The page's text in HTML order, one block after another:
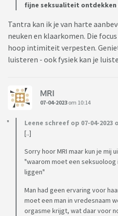
fijne seksualiteit ontdekken
Tantra kan ik je van harte
neuken en klaarkomen. Die
hoop intimiteit verpesten.
luisteren - ook fysiek kan je
MRI
07-04-2023 om 10:14
Leene schreef op 07-04-2023
[..]
Sorry hoor MRI maar kun je mij
"waarom moet een
liggen"
Man had geen ervaring voor
moet een man in vredesnaam
orgasme krijgt, wat daar voor